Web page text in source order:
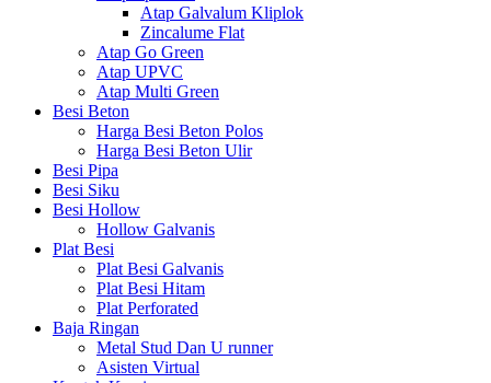
Atap Galvalum Kliplok
Zincalume Flat
Atap Go Green
Atap UPVC
Atap Multi Green
Besi Beton
Harga Besi Beton Polos
Harga Besi Beton Ulir
Besi Pipa
Besi Siku
Besi Hollow
Hollow Galvanis
Plat Besi
Plat Besi Galvanis
Plat Besi Hitam
Plat Perforated
Baja Ringan
Metal Stud Dan U runner
Asisten Virtual